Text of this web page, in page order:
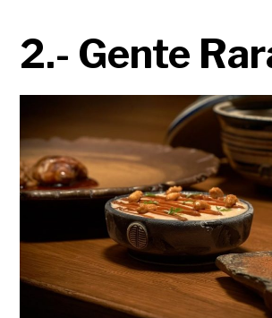
2.- Gente